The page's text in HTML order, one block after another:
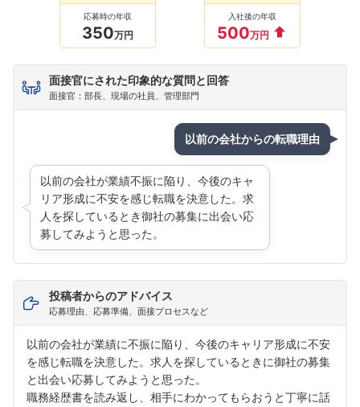
応募時の年収
350万円
入社後の年収
500万円
面接官にされた印象的な質問と回答
面接官：部長、現場の社員、管理部門
以前の会社からの転職理由
以前の会社が業績不振に陥り、今後のキャ
リア形成に不安を感じ転職を決意した。求
人を探しているとき御社の募集に出会い応
募してみようと思った。
投稿者からのアドバイス
応募理由、応募準備、面接プロセスなど
以前の会社が業績に不振に陥り、今後のキャリア形成に不安
を感じ転職を決意した。求人を探しているときに御社の募集
と出会い応募してみようと思った。
職務経歴書を読み返し、相手にわかってもらおうと丁寧に話